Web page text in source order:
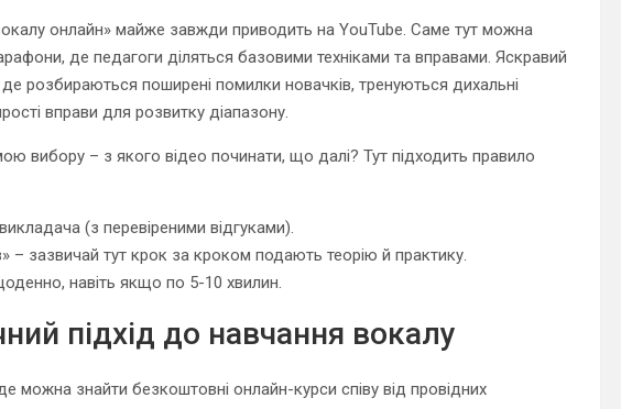
онлайн» майже завжди приводить на YouTube. Саме тут можна
де педагоги діляться базовими техніками та вправами. Яскравий
розбираються поширені помилки новачків, тренуються дихальні
вправи для розвитку діапазону.
вибору – з якого відео починати, що далі? Тут підходить правило
(з перевіреними відгуками).
– зазвичай тут крок за кроком подають теорію й практику.
навіть якщо по 5-10 хвилин.
підхід до навчання вокалу
можна знайти безкоштовні онлайн-курси співу від провідних